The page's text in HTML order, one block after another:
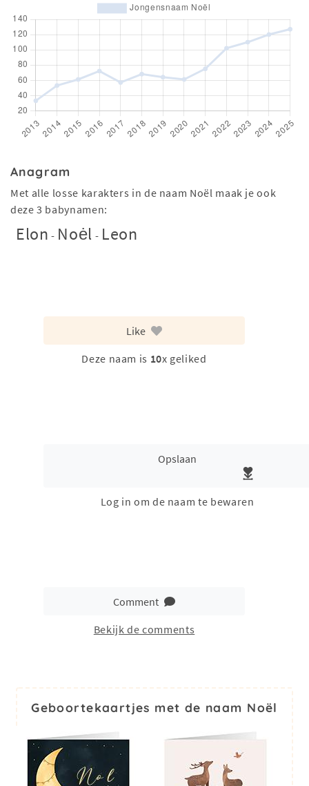
Anagram
Met alle losse karakters in de naam Noël maak je ook
deze 3 babynamen:
Elon - Noėl - Leon
Like
Deze naam is 10x geliked
Opslaan
Log in om de naam te bewaren
Comment
Bekijk de comments
Geboortekaartjes met de naam Noël